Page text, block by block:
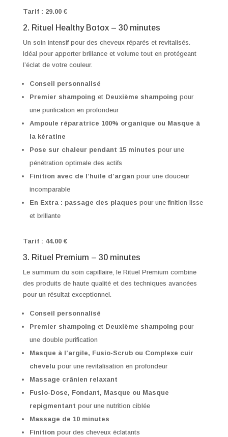
Tarif : 29.00 €
2. Rituel Healthy Botox – 30 minutes
Un soin intensif pour des cheveux réparés et revitalisés.
Idéal pour apporter brillance et volume tout en protégeant
l’éclat de votre couleur.
Conseil personnalisé
Premier shampoing et Deuxième shampoing pour
une purification en profondeur
Ampoule réparatrice 100% organique ou Masque à
la kératine
Pose sur chaleur pendant 15 minutes pour une
pénétration optimale des actifs
Finition avec de l’huile d’argan pour une douceur
incomparable
En Extra : passage des plaques pour une finition lisse
et brillante
Tarif : 44.00 €
3. Rituel Premium – 30 minutes
Le summum du soin capillaire, le Rituel Premium combine
des produits de haute qualité et des techniques avancées
pour un résultat exceptionnel.
Conseil personnalisé
Premier shampoing et Deuxième shampoing pour
une double purification
Masque à l’argile, Fusio-Scrub ou Complexe cuir
chevelu pour une revitalisation en profondeur
Massage crânien relaxant
Fusio-Dose, Fondant, Masque ou Masque
repigmentant pour une nutrition ciblée
Massage de 10 minutes
Finition pour des cheveux éclatants